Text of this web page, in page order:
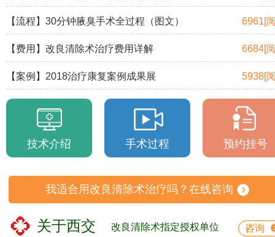
【流程】30分钟腋臭手术全过程（图文） 6961[
【费用】改良清除术治疗费用详解 6684[
【案例】2018治疗康复案例成果展 5938[
技术介绍 手术过程 预约挂号
我适合用改良清除术治疗吗？在线咨询
关于西交 改良清除术指定授权单位 咨询